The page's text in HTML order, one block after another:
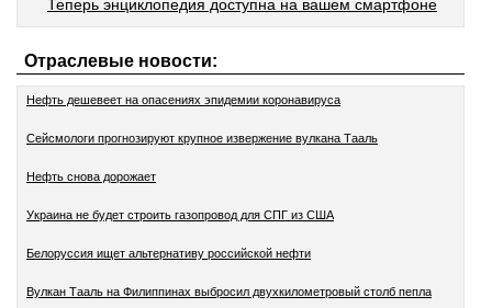
Теперь энциклопедия доступна на вашем смартфоне
Отраслевые новости:
Нефть дешевеет на опасениях эпидемии коронавируса
Сейсмологи прогнозируют крупное извержение вулкана Тааль
Нефть снова дорожает
Украина не будет строить газопровод для СПГ из США
Белоруссия ищет альтернативу российской нефти
Вулкан Тааль на Филиппинах выбросил двухкилометровый столб пепла